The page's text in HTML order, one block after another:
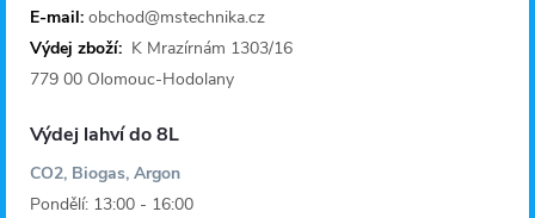
E-mail: obchod@mstechnika.cz
Výdej zboží: K Mrazírnám 1303/16
779 00 Olomouc-Hodolany
Výdej lahví do 8L
CO2, Biogas, Argon
Pondělí: 13:00 - 16:00